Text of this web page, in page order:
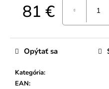
81 €
Kategória:
EAN:
Opýtať sa